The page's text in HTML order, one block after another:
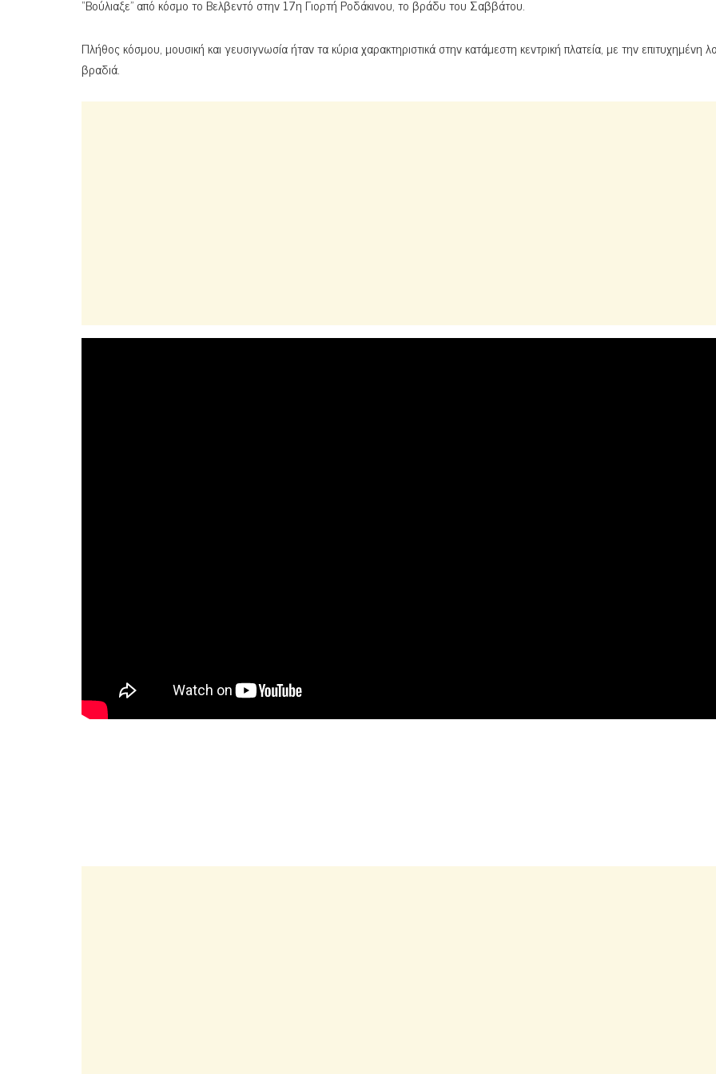
“Βούλιαξε” από κόσμο το Βελβεντό στην 17η Γιορτή Ροδάκινου, το βράδυ του Σαββάτου.
Πλήθος κόσμου, μουσική και γευσιγνωσία ήταν τα κύρια χαρακτηριστικά στην κατάμεστη κεντρική πλατεία, με την επιτυχημένη
βραδιά.